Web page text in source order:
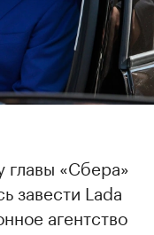
главы «Сбера»
завести Lada
агентство